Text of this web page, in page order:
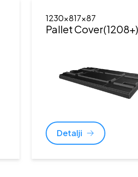
1230x817x87
Pallet Cover(1208+)
Detalji